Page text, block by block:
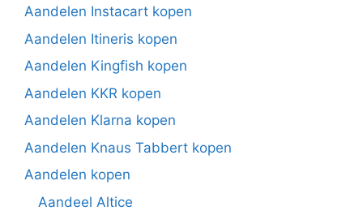
Aandelen Instacart kopen
Aandelen Itineris kopen
Aandelen Kingfish kopen
Aandelen KKR kopen
Aandelen Klarna kopen
Aandelen Knaus Tabbert kopen
Aandelen kopen
Aandeel Altice